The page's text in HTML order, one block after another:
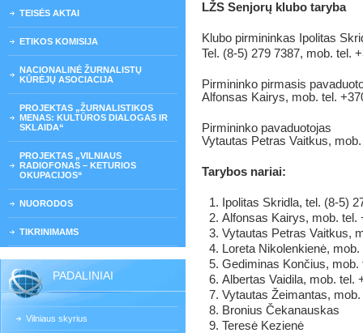
TEISĖS AKTAI
ETIKOS KOMISIJA
NACIONALINĖ ŽURNALISTŲ
KŪRĖJŲ ASOCIACIJA
PROJEKTAS „ŽURNALISTIKOS
MENAS: KULTŪROS DIALOGAS IR
SKLAIDA“
PROJEKTAS „VILNIAUS
RADIOFONAS – KETURIOS
OKUPACIJOS“
NUORODOS
TIKRINIMAMS
PADALINIAI
Vilniaus skyrius
LŽS Senjorų klubo taryba
Klubo pirmininkas Ipolitas
Tel. (8-5) 279 7387, mob. tel.
Pirmininko pirmasis
Alfonsas Kairys, mob. tel.
Pirmininko pavaduotojas
Vytautas Petras Vaitkus,
Tarybos nariai:
Ipolitas Skridla, tel. (8-5)
Alfonsas Kairys, mob. tel.
Vytautas Petras Vaitkus,
Loreta Nikolenkienė,
Gediminas Končius, mob.
Albertas Vaidila, mob. tel.
Vytautas Žeimantas,
Bronius Čekanauskas
Teresė Kezienė